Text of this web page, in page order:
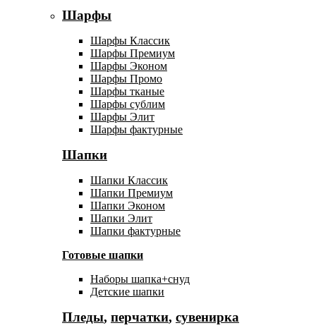
Шарфы
Шарфы Классик
Шарфы Премиум
Шарфы Эконом
Шарфы Промо
Шарфы тканые
Шарфы сублим
Шарфы Элит
Шарфы фактурные
Шапки
Шапки Классик
Шапки Премиум
Шапки Эконом
Шапки Элит
Шапки фактурные
Готовые шапки
Наборы шапка+снуд
Детские шапки
Пледы, перчатки, сувенирка